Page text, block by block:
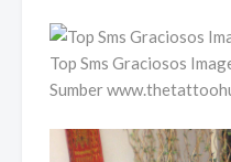
Top Sms Graciosos
Sumber